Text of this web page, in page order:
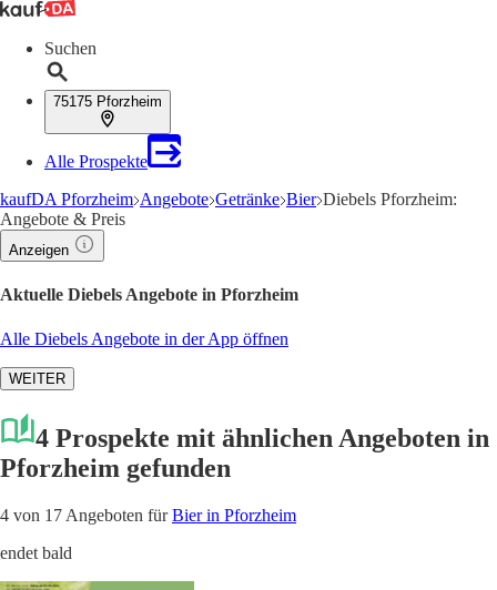
Suchen
75175 Pforzheim
Alle Prospekte
kaufDA Pforzheim Angebote Getränke Bier Diebels Pforzheim:
Angebote & Preis
Anzeigen
Aktuelle Diebels Angebote in Pforzheim
Alle Diebels Angebote in der App öffnen
WEITER
4 Prospekte mit ähnlichen Angeboten in
Pforzheim gefunden
4 von 17 Angeboten fürBier in Pforzheim
endet bald